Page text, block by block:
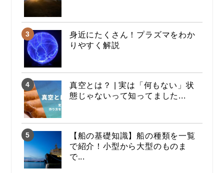
身近にたくさん！プラズマをわか
りやすく解説
真空とは？ | 実は「何もない」状
態じゃないって知ってました...
【船の基礎知識】船の種類を一覧
で紹介！小型から大型のものま
で...